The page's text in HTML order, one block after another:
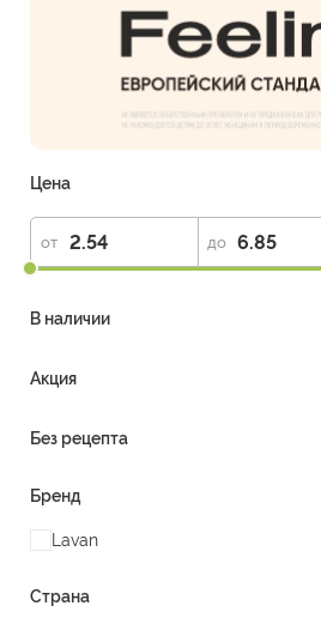
Цена
от до
В наличии
Акция
Без рецепта
Бренд
Lavan
Страна